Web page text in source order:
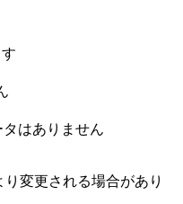
はありません
変更される場合があり